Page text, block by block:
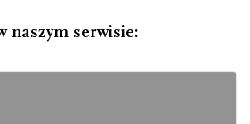
naszym serwisie: